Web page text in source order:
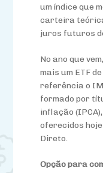
um índice que
carteira
juros futuros
No ano que
mais um ETF
referência o
formado por
inflação
oferecidos
Direto.
Opção para